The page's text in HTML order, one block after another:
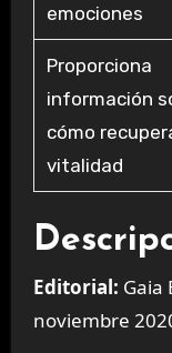
emociones
Proporciona
información
cómo
vitalidad
Editorial: Gaia
noviembre